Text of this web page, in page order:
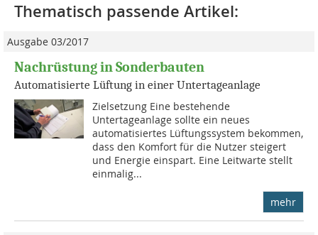
Thematisch passende Artikel:
Ausgabe 03/2017
Nachrüstung in Sonderbauten
Automatisierte Lüftung in einer Untertageanlage
Zielsetzung Eine bestehende
Untertageanlage sollte ein neues
automatisiertes Lüftungssystem bekommen,
dass den Komfort für die Nutzer steigert
und Energie einspart. Eine Leitwarte stellt
einmalig...
mehr